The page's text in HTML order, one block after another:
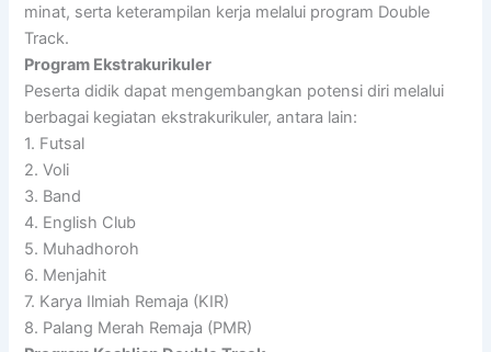
minat, serta keterampilan kerja melalui program Double
Track.
Program Ekstrakurikuler
Peserta didik dapat mengembangkan potensi diri melalui
berbagai kegiatan ekstrakurikuler, antara lain:
1. Futsal
2. Voli
3. Band
4. English Club
5. Muhadhoroh
6. Menjahit
7. Karya Ilmiah Remaja (KIR)
8. Palang Merah Remaja (PMR)